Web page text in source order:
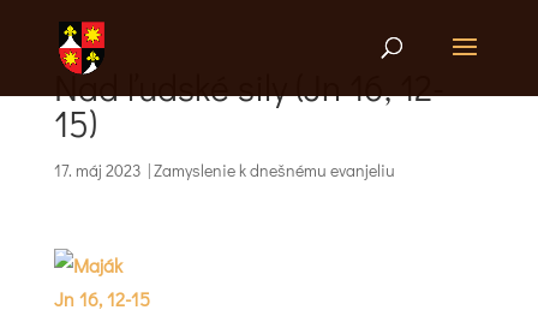
Nad ľudské sily (Jn 16, 12-
15)
17. máj 2023|Zamyslenie k dnešnému evanjeliu
Jn 16, 12-15